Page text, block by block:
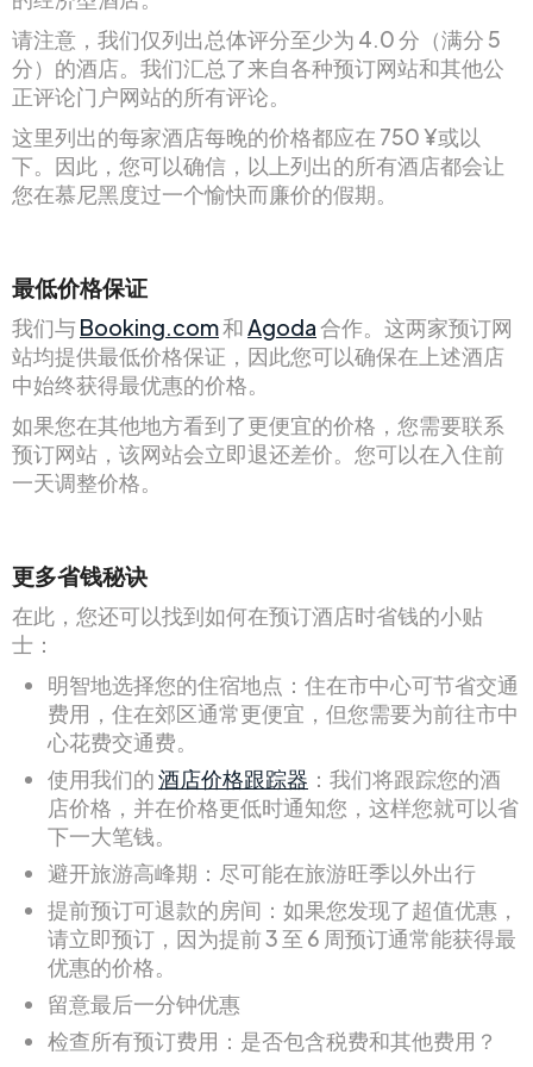
请注意，我们仅列出总体评分至少为 4.0 分（满分 5
分）的酒店。我们汇总了来自各种预订网站和其他公
正评论门户网站的所有评论。
这里列出的每家酒店每晚的价格都应在 750 ¥或以
下。因此，您可以确信，以上列出的所有酒店都会让
您在慕尼黑度过一个愉快而廉价的假期。
最低价格保证
我们与Booking.com和Agoda合作。这两家预订网
站均提供最低价格保证，因此您可以确保在上述酒店
中始终获得最优惠的价格。
如果您在其他地方看到了更便宜的价格，您需要联系
预订网站，该网站会立即退还差价。您可以在入住前
一天调整价格。
更多省钱秘诀
在此，您还可以找到如何在预订酒店时省钱的小贴
士：
明智地选择您的住宿地点：住在市中心可节省交通
费用，住在郊区通常更便宜，但您需要为前往市中
心花费交通费。
使用我们的酒店价格跟踪器 ：我们将跟踪您的酒
店价格，并在价格更低时通知您，这样您就可以省
下一大笔钱。
避开旅游高峰期：尽可能在旅游旺季以外出行
提前预订可退款的房间：如果您发现了超值优惠，
请立即预订，因为提前 3 至 6 周预订通常能获得最
优惠的价格。
留意最后一分钟优惠
检查所有预订费用：是否包含税费和其他费用？